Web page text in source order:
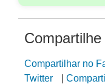
Compartilhar no
Twitter